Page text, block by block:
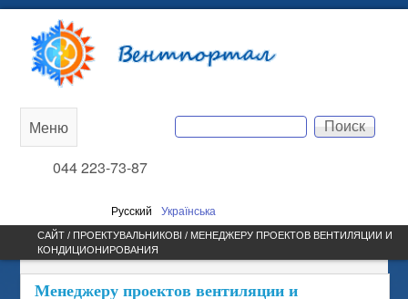
содержанию
Вентпортал
Форма поиска
Поиск
044 223-73-87
Русский Українська
Main
menu
Меню
САЙТ /
ВЫ ЗДЕСЬ
ПРОЕКТУВАЛЬНИКОВІ / МЕНЕДЖЕРУ ПРОЕКТОВ ВЕНТИЛЯЦИИ И
КОНДИЦИОНИРОВАНИЯ
Менеджеру проектов вентиляции и